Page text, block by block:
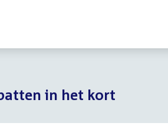
in het kort